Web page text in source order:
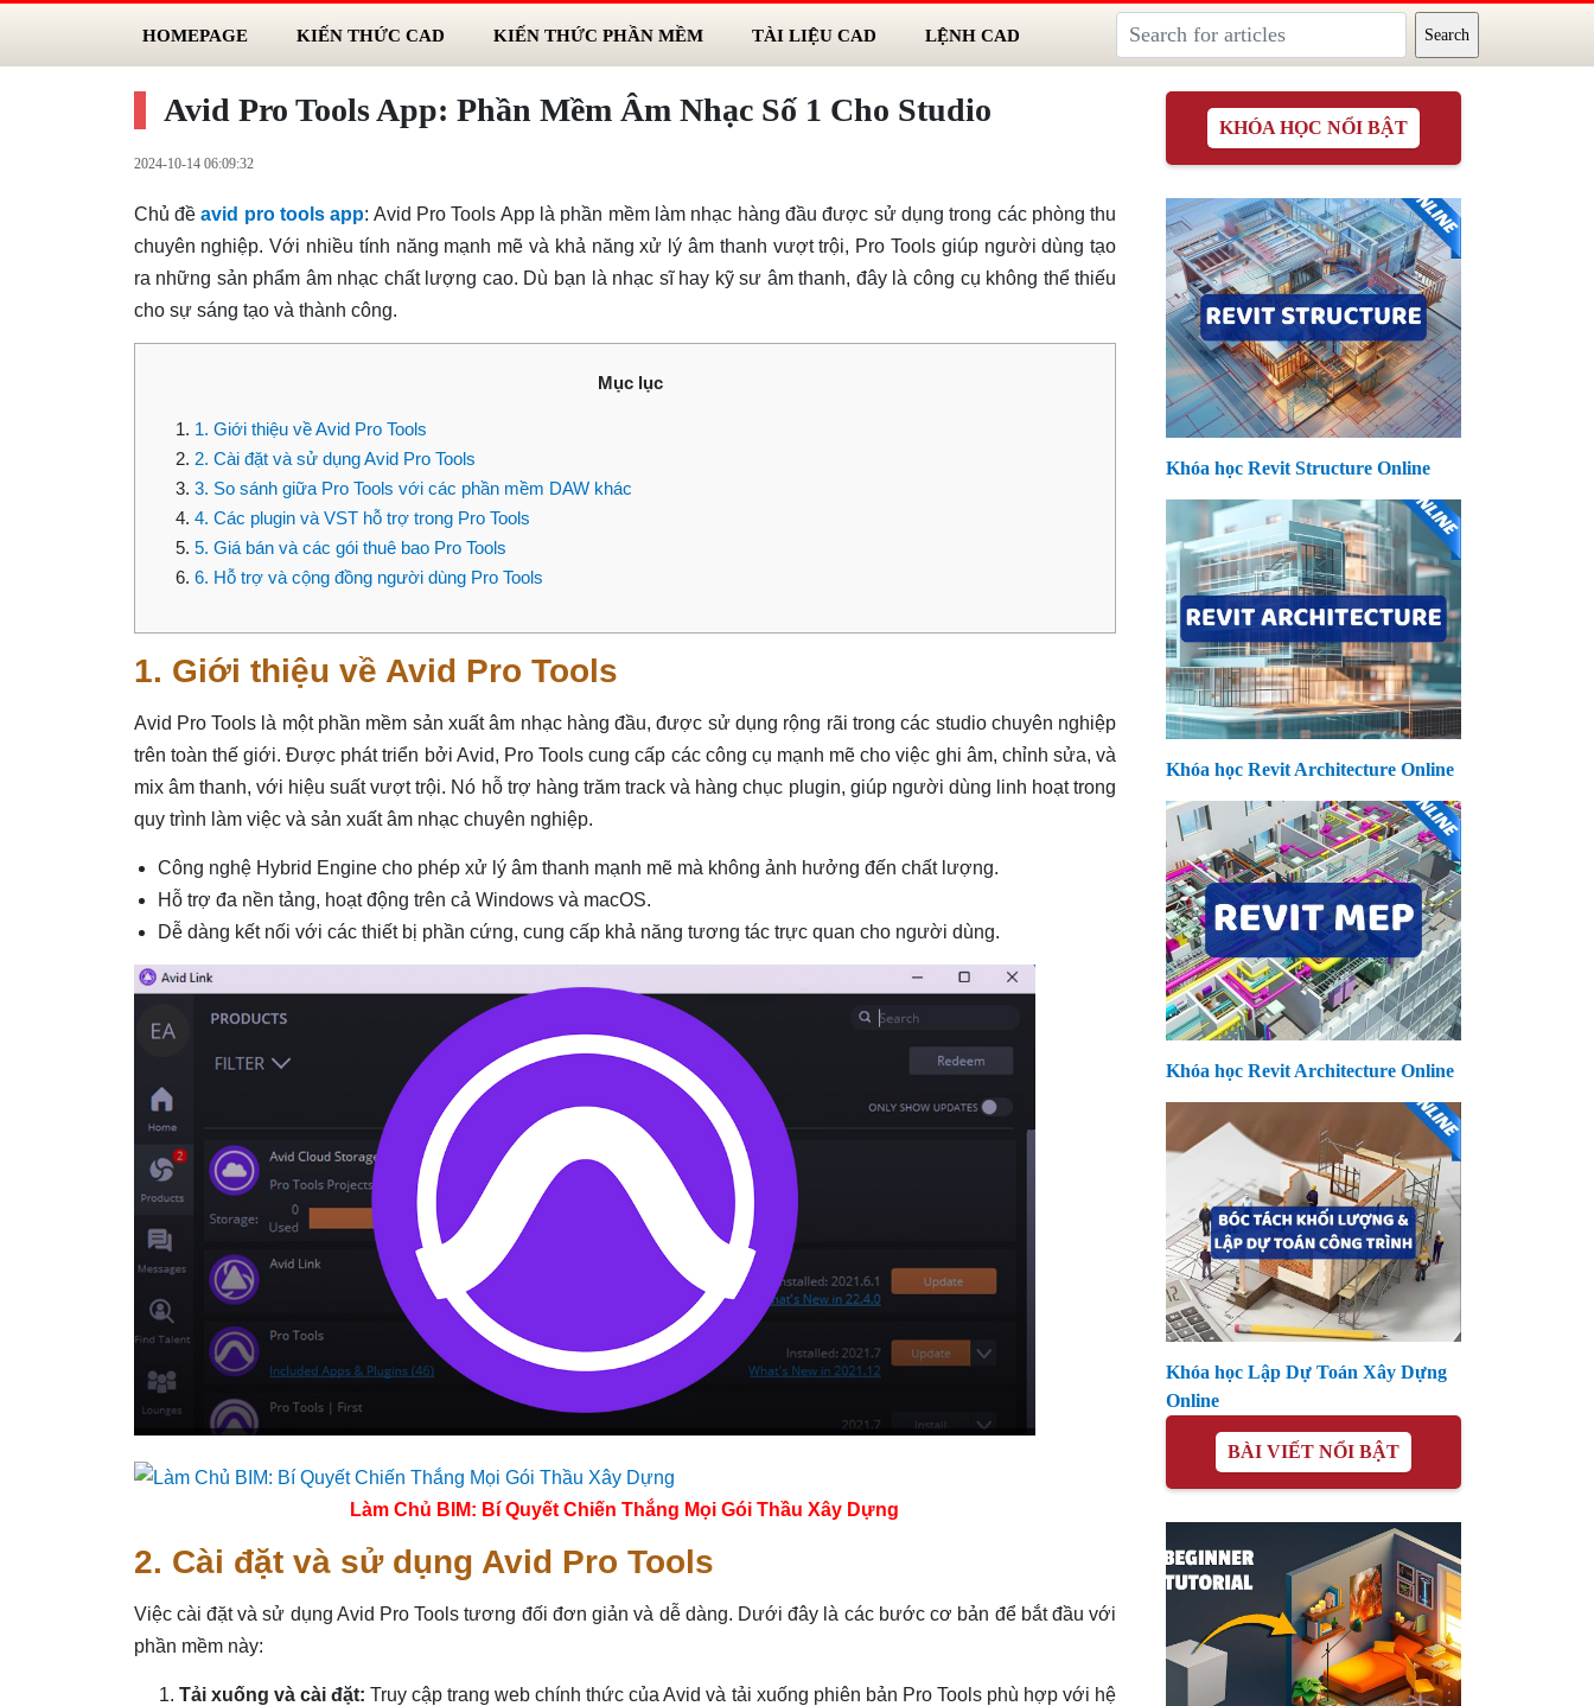
HOMEPAGE KIẾN THỨC CAD KIẾN THỨC PHẦN MỀM TÀI LIỆU CAD LỆNH CAD
Avid Pro Tools App: Phần Mềm Âm Nhạc Số 1 Cho Studio
2024-10-14 06:09:32
Chủ đềavid pro tools app: Avid Pro Tools App là phần mềm làm nhạc hàng đầu được sử dụng trong các phòng thu
chuyên nghiệp. Với nhiều tính năng mạnh mẽ và khả năng xử lý âm thanh vượt trội, Pro Tools giúp người dùng tạo
ra những sản phẩm âm nhạc chất lượng cao. Dù bạn là nhạc sĩ hay kỹ sư âm thanh, đây là công cụ không thể thiếu
cho sự sáng tạo và thành công.
Mục lục
1. Giới thiệu về Avid Pro Tools
2. Cài đặt và sử dụng Avid Pro Tools
3. So sánh giữa Pro Tools với các phần mềm DAW khác
4. Các plugin và VST hỗ trợ trong Pro Tools
5. Giá bán và các gói thuê bao Pro Tools
6. Hỗ trợ và cộng đồng người dùng Pro Tools
1. Giới thiệu về Avid Pro Tools
Avid Pro Tools là một phần mềm sản xuất âm nhạc hàng đầu, được sử dụng rộng rãi trong các studio chuyên nghiệp
trên toàn thế giới. Được phát triển bởi Avid, Pro Tools cung cấp các công cụ mạnh mẽ cho việc ghi âm, chỉnh sửa, và
mix âm thanh, với hiệu suất vượt trội. Nó hỗ trợ hàng trăm track và hàng chục plugin, giúp người dùng linh hoạt trong
quy trình làm việc và sản xuất âm nhạc chuyên nghiệp.
Công nghệ Hybrid Engine cho phép xử lý âm thanh mạnh mẽ mà không ảnh hưởng đến chất lượng.
Hỗ trợ đa nền tảng, hoạt động trên cả Windows và macOS.
Dễ dàng kết nối với các thiết bị phần cứng, cung cấp khả năng tương tác trực quan cho người dùng.
Làm Chủ BIM: Bí Quyết Chiến Thắng Mọi Gói Thầu Xây Dựng
2. Cài đặt và sử dụng Avid Pro Tools
Việc cài đặt và sử dụng Avid Pro Tools tương đối đơn giản và dễ dàng. Dưới đây là các bước cơ bản để bắt đầu với
phần mềm này:
Tải xuống và cài đặt: Truy cập trang web chính thức của Avid và tải xuống phiên bản Pro Tools phù hợp với hệ
KHÓA HỌC NỔI BẬT
Khóa học Revit Structure Online
Khóa học Revit Architecture Online
Khóa học Revit Architecture Online
Khóa học Lập Dự Toán Xây Dựng
Online
BÀI VIẾT NỔI BẬT